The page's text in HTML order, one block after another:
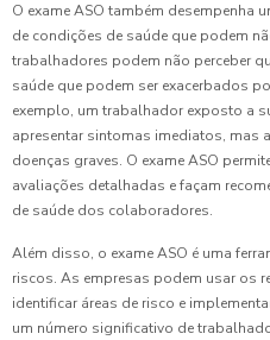
O exame ASO também desempenha
de condições de saúde que podem
trabalhadores podem não perceber
saúde que podem ser exacerbados
exemplo, um trabalhador exposto a
apresentar sintomas imediatos, mas
doenças graves. O exame ASO
avaliações detalhadas e façam
de saúde dos colaboradores.
Além disso, o exame ASO é uma
riscos. As empresas podem usar os
identificar áreas de risco e
um número significativo de